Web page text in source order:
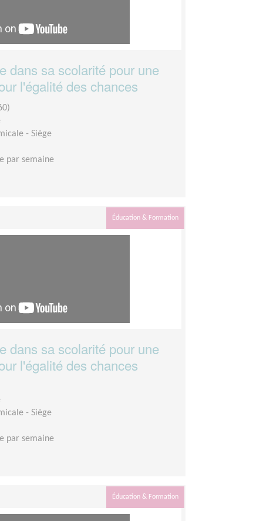
dans sa scolarité pour une
l'égalité des chances
- Siège
par semaine
Éducation & Formation
dans sa scolarité pour une
l'égalité des chances
- Siège
par semaine
Éducation & Formation